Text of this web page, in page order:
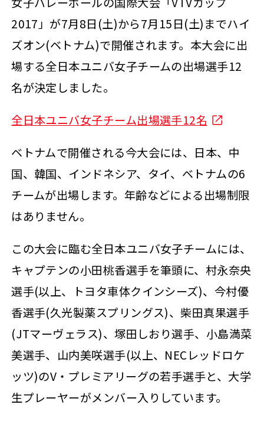
2017」が7月8日(土)から7月15日(土)までハイ
ズオン(ベトナム)で開催されます。本大会に出
場する全日本ユニバ女子チームの出場選手12
名が決定しました。
全日本ユニバ女子チーム出場選手12名
ベトナムで開催される今大会には、日本、中
国、韓国、インドネシア、タイ、ベトナムの6
チームが出場します。年齢などによる出場制限
はありません。
この大会に臨む全日本ユニバ女子チームには、
キャプテンの小田桃香選手を筆頭に、村永奈央
選手(以上、トヨタ車体クインシーズ)、今村優
香選手(久光製薬スプリングス)、柴田真果選手
(JTマーヴェラス)、塚田しおり選手、小島満菜
美選手、山内美咲選手(以上、NECレッドロケ
ッツ)のV・プレミアリーグの若手選手と、大学
生プレーヤーがメンバー入りしています。